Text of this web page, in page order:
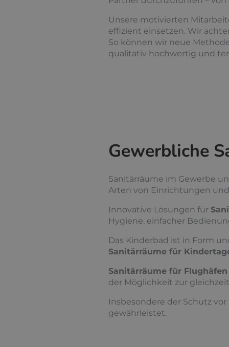
Unsere motivierten
effizient einsetzen. Wir
So können wir neue
qualitativ hochwertig und
Gewerbliche
Sanitärräume im Gewerbe
Arten von Einrichtungen
Innovative Lösungen für
Hygiene, einfacher
Das Kinderbad ist in Form
Sanitärräume für
Sanitärräume für
der Möglichkeit zur
Insbesondere der Schutz
gewährleistet.